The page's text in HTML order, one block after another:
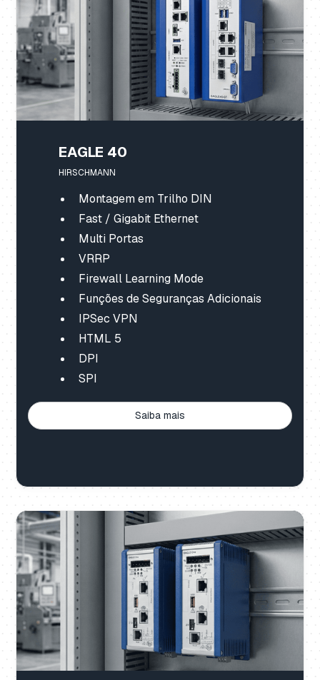
EAGLE 40
HIRSCHMANN
Montagem em Trilho DIN
Fast / Gigabit Ethernet
Multi Portas
VRRP
Firewall Learning Mode
Funções de Seguranças Adicionais
IPSec VPN
HTML 5
DPI
SPI
Saiba mais